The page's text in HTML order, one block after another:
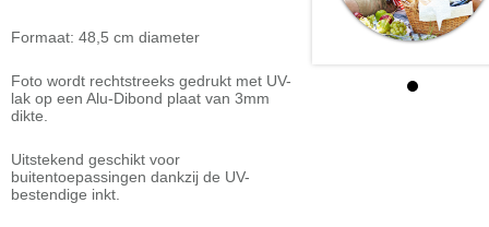
Formaat: 48,5 cm diameter
Foto wordt rechtstreeks gedrukt met UV-
lak op een Alu-Dibond plaat van 3mm
dikte.
Uitstekend geschikt voor
buitentoepassingen dankzij de UV-
bestendige inkt.